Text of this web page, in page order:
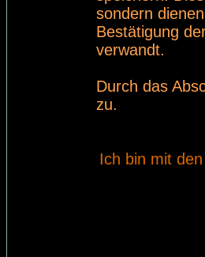
sondern
Bestätigung
verwandt.
Durch das
zu.
Ich bin mit